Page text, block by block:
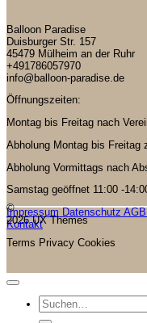
Balloon Paradise
Duisburger Str. 157
45479 Mülheim an der Ruhr
+491786057970
info@balloon-paradise.de
Öffnungszeiten:
Montag bis Freitag nach
Abholung Montag bis Freitag
Abholung Vormittags nach
Samstag geöffnet 11:00 -
Impressum Datenschutz AGB
Kontakt
©
2026 UX Themes
Terms Privacy Cookies
Suchen
nach: